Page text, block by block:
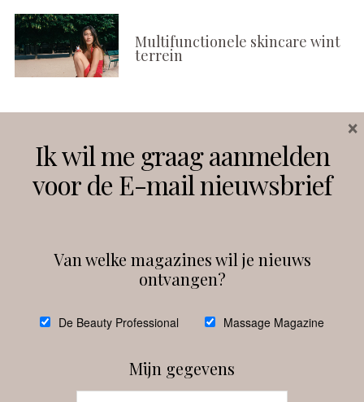
Multifunctionele skincare wint
terrein
Instagram Facebook
debeautyprofessional
Ik wil me graag aanmelden
voor de E-mail nieuwsbrief
Van welke magazines wil je nieuws
ontvangen?
De Beauty Professional Massage Magazine
Mijn gegevens
×